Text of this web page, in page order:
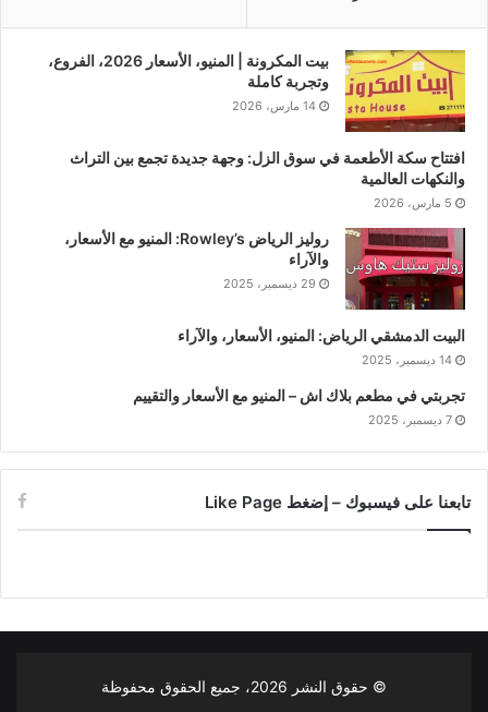
بيت المكرونة | المنيو، الأسعار 2026، الفروع،
وتجربة كاملة
14 مارس، 2026
افتتاح سكة الأطعمة في سوق الزل: وجهة جديدة تجمع بين التراث
والنكهات العالمية
5 مارس، 2026
روليز الرياض Rowley’s: المنيو مع الأسعار،
والآراء
29 ديسمبر، 2025
البيت الدمشقي الرياض: المنيو، الأسعار، والآراء
14 ديسمبر، 2025
تجربتي في مطعم بلاك اش – المنيو مع الأسعار والتقييم
7 ديسمبر، 2025
تابعنا على فيسبوك – إضغط Like Page
© حقوق النشر 2026، جميع الحقوق محفوظة